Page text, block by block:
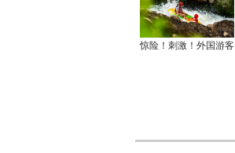
惊险！刺激！外国游客